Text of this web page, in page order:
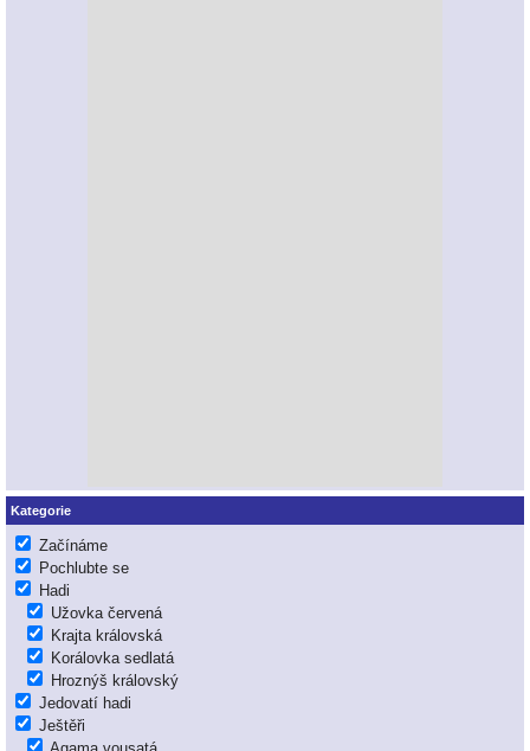
Kategorie
Začínáme
Pochlubte se
Hadi
Užovka červená
Krajta královská
Korálovka sedlatá
Hroznýš královský
Jedovatí hadi
Ještěři